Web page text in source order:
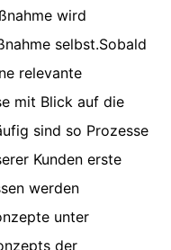
wird
selbst.Sobald
relevante
mit Blick auf die
sind so Prozesse
Kunden erste
werden
unter
der